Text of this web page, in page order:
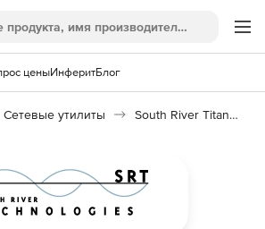
ценыИнферитБлог
Сетевые утилиты South River Titan FTP